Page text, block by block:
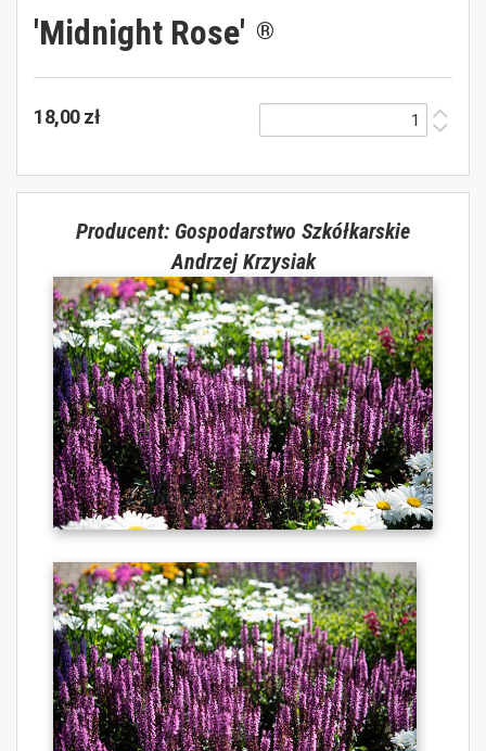
'Midnight Rose' ®
18,00 zł
Producent: Gospodarstwo Szkółkarskie
Andrzej Krzysiak